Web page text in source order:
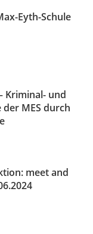
Eyth-Schule
Kriminal- und
MES durch
meet and